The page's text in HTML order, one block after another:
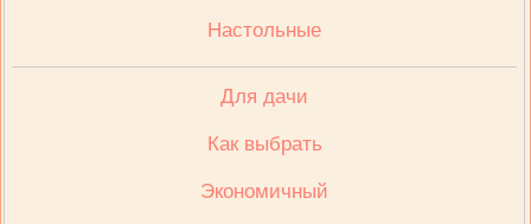
Настольные
Для дачи
Как выбрать
Экономичный